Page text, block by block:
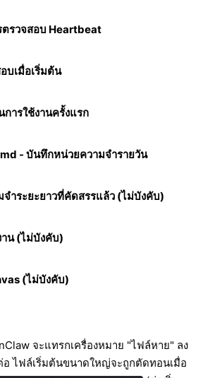
ตรวจสอบ Heartbeat
บเมื่อเริ่มต้น
ารใช้งานครั้งแรก
- บันทึกหน่วยความจำรายวัน
ำระยะยาวที่คัดสรรแล้ว (ไม่บังคับ)
น (ไม่บังคับ)
(ไม่บังคับ)
จะแทรกเครื่องหมาย "ไฟล์หาย" ลง
อ ไฟล์เริ่มต้นขนาดใหญ่จะถูกตัดทอนเมื่อ